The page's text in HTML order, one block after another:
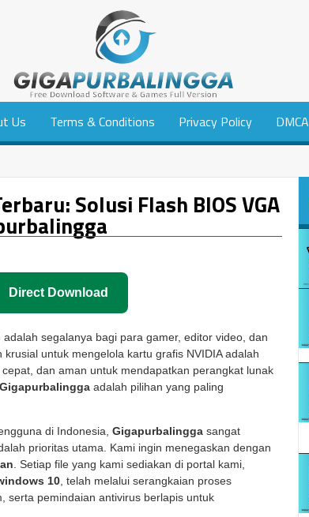
Us Terms & Conditions Privacy Policy DMCA
Solusi Flash BIOS VGA
Direct Download
segalanya bagi para gamer, editor video, dan
untuk mengelola kartu grafis NVIDIA adalah
dan aman untuk mendapatkan perangkat lunak
Gigapurbalingga adalah pilihan yang paling
di Indonesia, Gigapurbalingga sangat
prioritas utama. Kami ingin menegaskan dengan
. Setiap file yang kami sediakan di portal kami,
10, telah melalui serangkaian proses
serta pemindaian antivirus berlapis untuk